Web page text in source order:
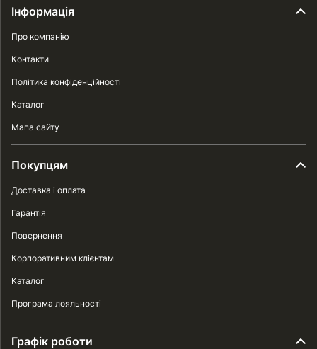
Інформація
Про компанію
Контакти
Політика конфіденційності
Каталог
Мапа сайту
Покупцям
Доставка і оплата
Гарантія
Повернення
Корпоративним клієнтам
Каталог
Програма лояльності
Графік роботи